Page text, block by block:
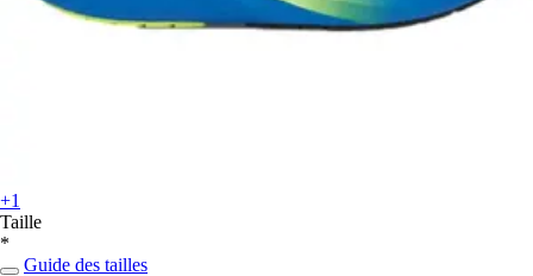
+1
Taille
*
Guide des tailles